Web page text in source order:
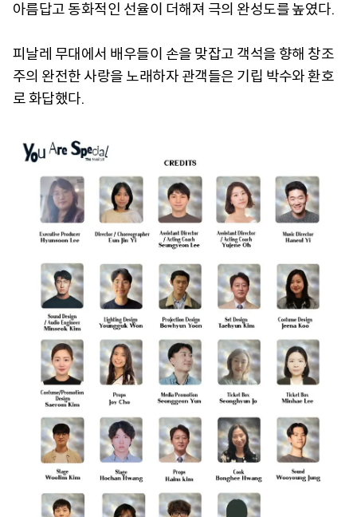
아름답고 동화적인 선율이 더해져 극의 완성도를 높였다.
피날레 무대에서 배우들이 손을 맞잡고 객석을 향해 창조
주의 완전한 사랑을 노래하자 관객들은 기립 박수와 환호
로 화답했다.